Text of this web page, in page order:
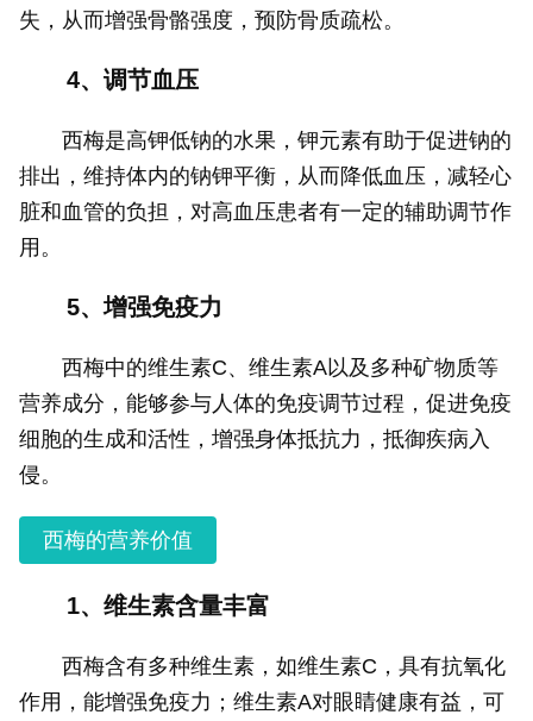
失，从而增强骨骼强度，预防骨质疏松。
4、调节血压
西梅是高钾低钠的水果，钾元素有助于促进钠的
排出，维持体内的钠钾平衡，从而降低血压，减轻心
脏和血管的负担，对高血压患者有一定的辅助调节作
用。
5、增强免疫力
西梅中的维生素C、维生素A以及多种矿物质等
营养成分，能够参与人体的免疫调节过程，促进免疫
细胞的生成和活性，增强身体抵抗力，抵御疾病入
侵。
西梅的营养价值
1、维生素含量丰富
西梅含有多种维生素，如维生素C，具有抗氧化
作用，能增强免疫力；维生素A对眼睛健康有益，可